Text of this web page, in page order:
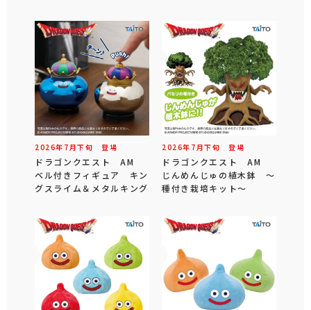
2026年 7 月下旬 登場
ドラゴンクエスト AM
ベル付きフィギュア キン
グスライム＆メタルキング
2026年 7 月下旬 登場
ドラゴンクエスト AM
じんめんじゅの植木鉢 ～
種付き栽培キット～